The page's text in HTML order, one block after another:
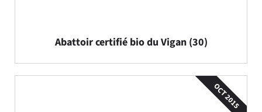
Abattoir certifié bio du Vigan (30)
OCT 2015